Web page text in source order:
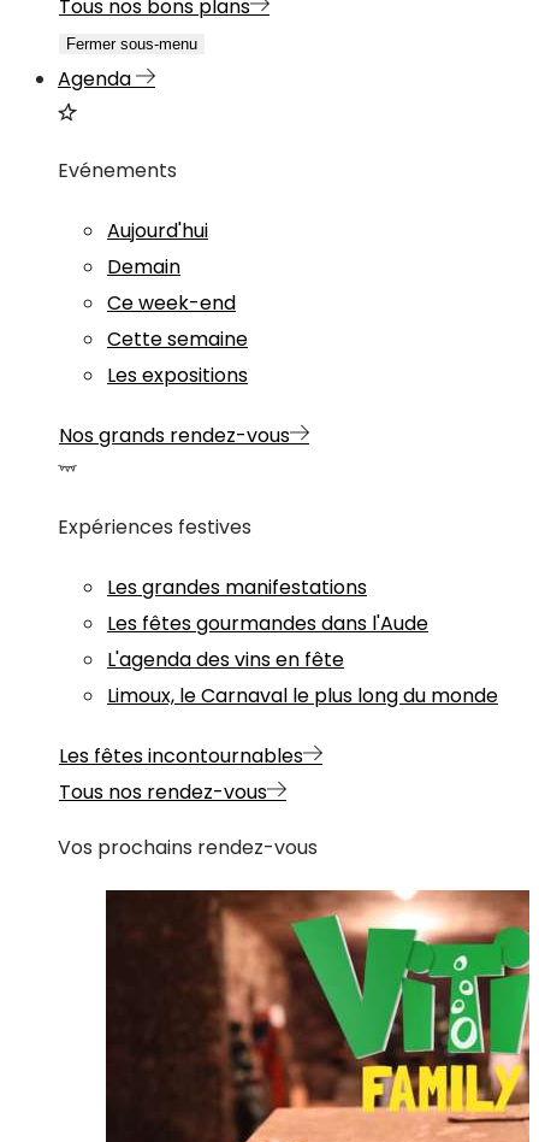
Tous nos bons plans
Fermer sous-menu
Agenda
Evénements
Aujourd'hui
Demain
Ce week-end
Cette semaine
Les expositions
Nos grands rendez-vous
Expériences festives
Les grandes manifestations
Les fêtes gourmandes dans l'Aude
L'agenda des vins en fête
Limoux, le Carnaval le plus long du monde
Les fêtes incontournables
Tous nos rendez-vous
Vos prochains rendez-vous